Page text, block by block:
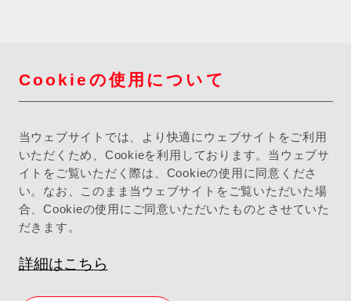
Cookieの使用について
当ウェブサイトでは、より快適にウェブサイトをご利用
いただくため、Cookieを利用しております。当ウェブサ
イトをご覧いただく際は、Cookieの使用に同意くださ
い。なお、このまま当ウェブサイトをご覧いただいた場
合、Cookieの使用にご同意いただいたものとさせていた
だきます。
詳細はこちら